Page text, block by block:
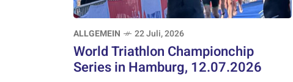
ALLGEMEIN 22 Juli, 2026
World Triathlon Championchip
Series in Hamburg, 12.07.2026